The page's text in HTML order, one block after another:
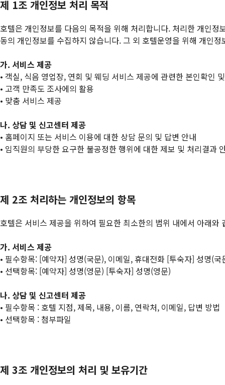
제 1조 개인정보 처리 목적
호텔은 개인정보를 다음의 목적을 위해 처리합니다. 처리한 개인
동의 개인정보를 수집하지 않습니다. 그 외 호텔운영을 위해 개인
가. 서비스 제공
• 객실, 식음 영업장, 연회 및 웨딩 서비스 제공에 관련한 본인확인
• 고객 만족도 조사에의 활용
• 맞춤 서비스 제공
나. 상담 및 신고센터 제공
• 홈페이지 또는 서비스 이용에 대한 상담 문의 및 답변 안내
• 임직원의 부당한 요구한 불공정한 행위에 대한 제보 및 처리결과
제 2조 처리하는 개인정보의 항목
호텔은 서비스 제공을 위하여 필요한 최소한의 범위 내에서 아래와
가. 서비스 제공
• 필수항목: [예약자] 성명(국문), 이메일, 휴대전화 [투숙자] 성명(
• 선택항목: [예약자] 성명(영문) [투숙자] 성명(영문)
나. 상담 및 신고센터 제공
• 필수항목 : 호텔 지점, 제목, 내용, 이름, 연락처, 이메일, 답변 방법
• 선택항목 : 첨부파일
제 3조 개인정보의 처리 및 보유기간